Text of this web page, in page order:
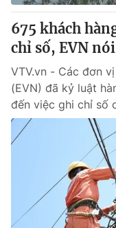
675 khách
chỉ số, EVN
VTV.vn - Các đơn
(EVN) đã kỷ luật
đến việc ghi chỉ số